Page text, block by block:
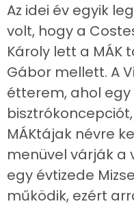
Az idei év egyik
volt, hogy a
Károly lett a MÁK
Gábor mellett. A
étterem, ahol
MÁKtájak névre
menüvel várják a
egy évtizede
működik, ezért